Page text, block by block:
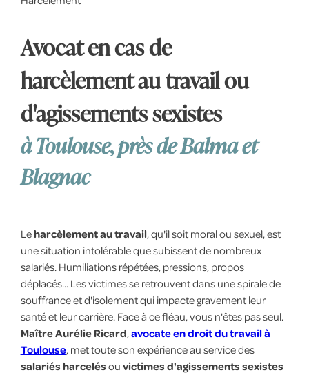
Avocat en cas de
harcèlement au travail ou
d'agissements sexistes
à Toulouse, près de Balma et
Blagnac
Leharcèlement au travail, qu'il soit moral ou sexuel, est
une situation intolérable que subissent de nombreux
salariés. Humiliations répétées, pressions, propos
déplacés... Les victimes se retrouvent dans une spirale de
souffrance et d'isolement qui impacte gravement leur
santé et leur carrière. Face à ce fléau, vous n'êtes pas seul.
Maître Aurélie Ricard,avocate en droit du travail à
Toulouse, met toute son expérience au service des
salariés harcelés ou victimes d'agissements sexistes